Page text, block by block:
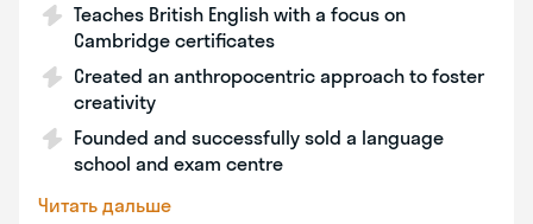
Teaches British English with a focus on
Cambridge certificates
Created an anthropocentric approach to foster
creativity
Founded and successfully sold a language
school and exam centre
Читать дальше